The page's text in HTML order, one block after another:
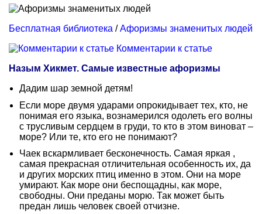
Бесплатная библиотека /Афоризмы знаменитых людей
Комментарии к статье
Назым Хикмет. Самые известные афоризмы
Дадим шар земной детям!
Если море двумя ударами опрокидывает тех, кто, не
понимая его языка, вознамерился одолеть его волны
с трусливым сердцем в груди, то кто в этом виноват –
море? Или те, кто его не понимают?
Чаек вскармливает бесконечность. Самая яркая ,
самая прекрасная отличительная особенность их, да
и других морских птиц именно в этом. Они на море
умирают. Как море они беспощадны, как море,
свободны. Они преданы морю. Так может быть
предан лишь человек своей отчизне.